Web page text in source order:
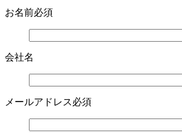
お名前必須
会社名
メールアドレス必須